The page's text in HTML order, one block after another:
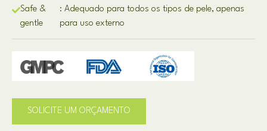
Safe &
gentle
: Adequado para todos os tipos de pele, apenas
para uso externo
SOLICITE UM ORÇAMENTO